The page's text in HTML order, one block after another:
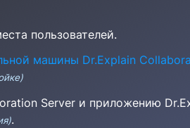
пользователей.
машины Dr.Explain
Server и приложению
.